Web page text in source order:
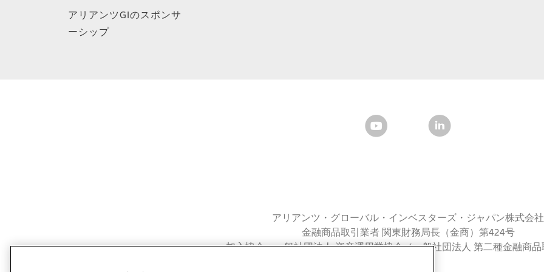
アリアンツGIのスポンサ
ーシップ
アリアンツ・グローバル・インベスターズ・ジャパン株式会社
金融商品取引業者 関東財務局長（金商）第424号
加入協会：一般社団法人 資産運用業協会／一般社団法人 第二種金融商